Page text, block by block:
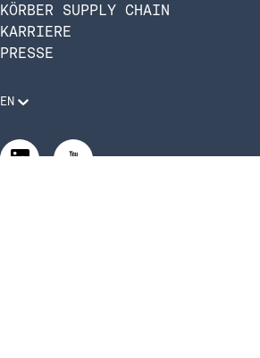
KÖRBER SUPPLY CHAIN
KARRIERE
PRESSE
EN